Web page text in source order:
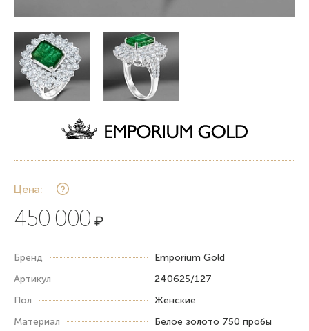
Цена:
450 000 ₽
Бренд
Emporium Gold
Артикул
240625/127
Пол
Женские
Материал
Белое золото 750 пробы